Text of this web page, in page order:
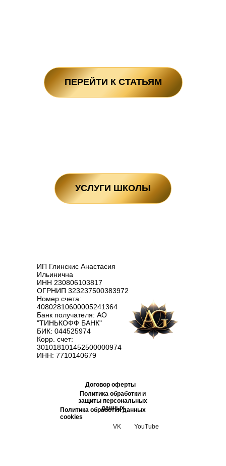
ПЕРЕЙТИ К СТАТЬЯМ
УСЛУГИ ШКОЛЫ
Договор оферты
Политика обработки и
защиты персональных
данных
Политика обработки данных
cookies
VK
YouTube
ИП Глинскис Анастасия
Ильинична
ИНН 230806103817
ОГРНИП 323237500383972
Номер счета:
40802810600005241364
Банк получателя: АО
"ТИНЬКОФФ БАНК"
БИК: 044525974
Корр. счет:
301018101452500000974
ИНН: 7710140679